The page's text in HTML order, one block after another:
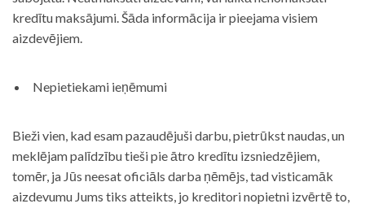
kredītu maksājumi. Šāda informācija ir pieejama visiem
aizdevējiem.
Nepietiekami ieņēmumi
Bieži vien, kad esam pazaudējuši darbu, pietrūkst naudas, un
meklējam palīdzību tieši pie ātro kredītu izsniedzējiem,
tomēr, ja Jūs neesat oficiāls darba ņēmējs, tad visticamāk
aizdevumu Jums tiks atteikts, jo kreditori nopietni izvērtē to,